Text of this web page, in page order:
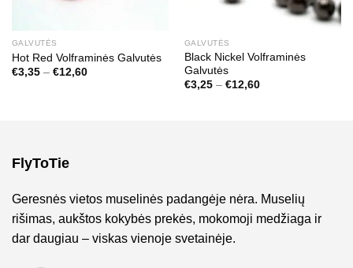
GALVUTĖS
Hot Red Volframinės Galvutės
€3,35 – €12,60Price
GALVUTĖS
Black Nickel Volframinės
Galvutės
€3,25 – €12,60Price
FlyToTie
Geresnės vietos muselinės padangėje nėra. Muselių
rišimas, aukštos kokybės prekės, mokomoji medžiaga ir
dar daugiau – viskas vienoje svetainėje.